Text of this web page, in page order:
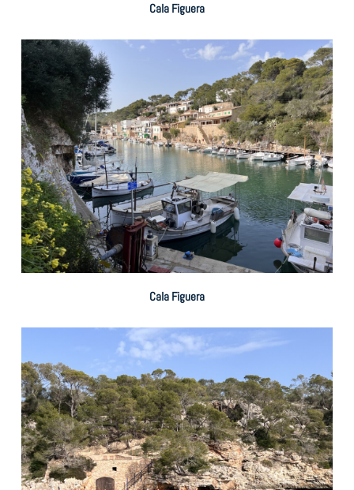
Cala Figuera
Cala Figuera